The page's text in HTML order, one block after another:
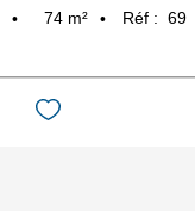
74 m² Réf : 69